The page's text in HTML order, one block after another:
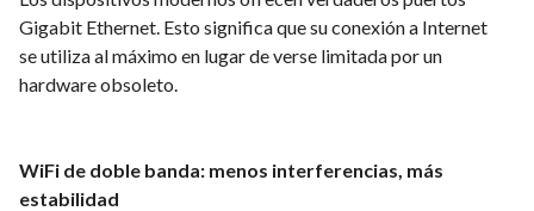
Gigabit Ethernet. Esto significa que su conexión a Internet
se utiliza al máximo en lugar de verse limitada por un
hardware obsoleto.
WiFi de doble banda: menos interferencias, más
estabilidad